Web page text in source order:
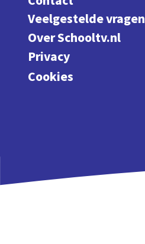
Veelgestelde vragen
Over Schooltv.nl
Privacy
Cookies